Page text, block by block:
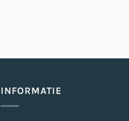
INFORMATIE